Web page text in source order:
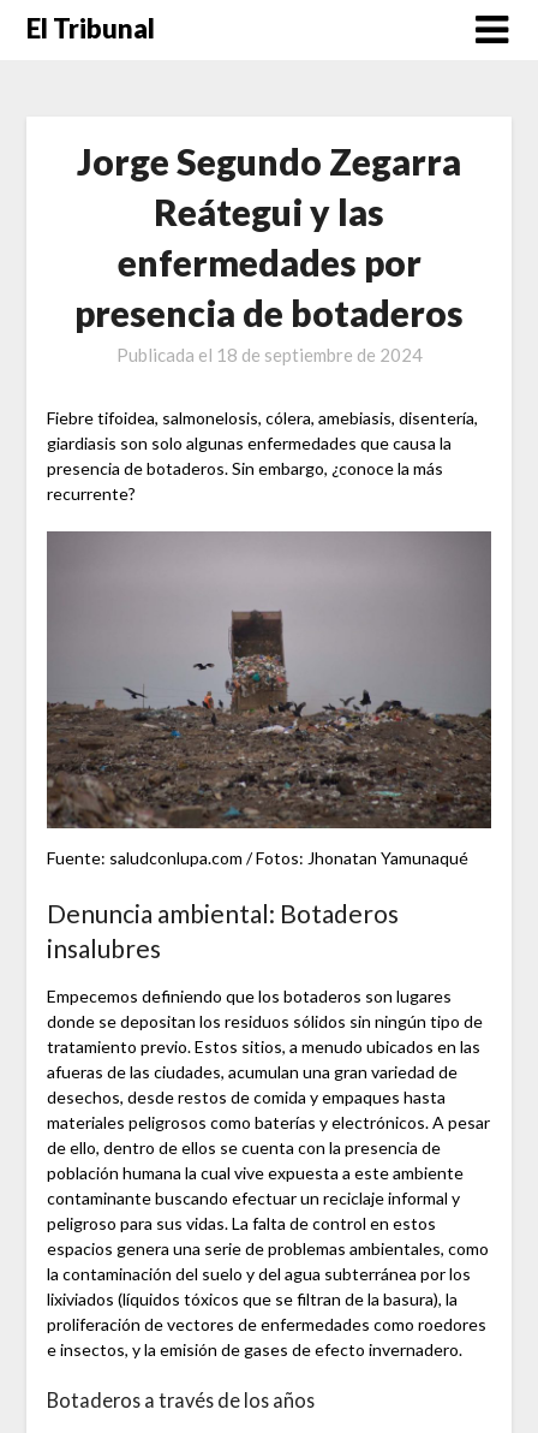
SaltarEl Tribunal
Jorge Segundo Zegarra
Reátegui y las
enfermedades por
presencia de botaderos
Publicada el 18 de septiembre de 2024
Fiebre tifoidea, salmonelosis, cólera, amebiasis, disentería,
giardiasis son solo algunas enfermedades que causa la
presencia de botaderos. Sin embargo, ¿conoce la más
recurrente?
Fuente: saludconlupa.com / Fotos: Jhonatan Yamunaqué
Denuncia ambiental: Botaderos
insalubres
Empecemos definiendo que los botaderos son lugares
donde se depositan los residuos sólidos sin ningún tipo de
tratamiento previo. Estos sitios, a menudo ubicados en las
afueras de las ciudades, acumulan una gran variedad de
desechos, desde restos de comida y empaques hasta
materiales peligrosos como baterías y electrónicos. A pesar
de ello, dentro de ellos se cuenta con la presencia de
población humana la cual vive expuesta a este ambiente
contaminante buscando efectuar un reciclaje informal y
peligroso para sus vidas. La falta de control en estos
espacios genera una serie de problemas ambientales, como
la contaminación del suelo y del agua subterránea por los
lixiviados (líquidos tóxicos que se filtran de la basura), la
proliferación de vectores de enfermedades como roedores
e insectos, y la emisión de gases de efecto invernadero.
Botaderos a través de los años